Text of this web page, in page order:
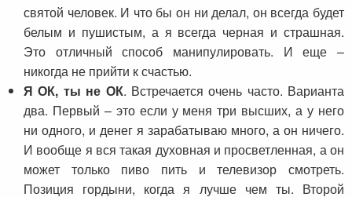
святой человек. И что бы он ни делал, он всегда будет
белым и пушистым, а я всегда черная и страшная.
Это отличный способ манипулировать. И еще –
никогда не прийти к счастью.
Я ОК, ты не ОК. Встречается очень часто. Варианта
два. Первый – это если у меня три высших, а у него
ни одного, и денег я зарабатываю много, а он ничего.
И вообще я вся такая духовная и просветленная, а он
может только пиво пить и телевизор смотреть.
Позиция гордыни, когда я лучше чем ты. Второй